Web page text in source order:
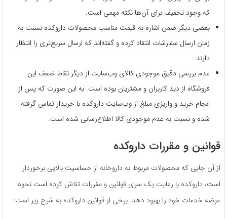
که وجود تخفیف برای آن‌ها نکته مهمی است.
بعضی دیگر ضمن اشاره به قیمت مناسب محصولات داروکده نسبت به
زمان ارسال سفارشات انتقاد کرده و گفته‌اند که ارسال سریع‌تری را انتظار
دارند.
عدم بررسی دقیق موجودی کالای وب‌سایت از دیگر نقاط ضعف این
فروشگاه از دید کاربران و مشتریان بوده است. به این صورت که پس از
انجام خرید و واریزی مبلغ از وب‌سایت داروکده با خریدار تماس گرفته
شده و نسبت به عدم موجودی کالا اطلاع‌رسانی شده است.
قوانین و مقررات داروکده
از آن جایی که محصولات مربوط به داروخانه از حساسیت بالایی برخوردار
است، داروکده با رعایت یک سری قوانین و مقررات تلاش کرده است نحوه
عرضه خدمات خود را بهبود دهد. برخی از قوانین داروکده به شرح زیر است: